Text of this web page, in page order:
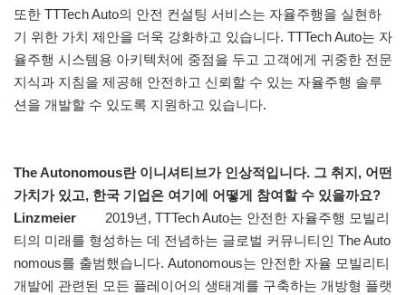
또한 TTTech Auto의 안전 컨설팅 서비스는 자율주행을 실현하
기 위한 가치 제안을 더욱 강화하고 있습니다. TTTech Auto는 자
율주행 시스템용 아키텍처에 중점을 두고 고객에게 귀중한 전문
지식과 지침을 제공해 안전하고 신뢰할 수 있는 자율주행 솔루
션을 개발할 수 있도록 지원하고 있습니다.
The Autonomous란 이니셔티브가 인상적입니다. 그 취지, 어떤
가치가 있고, 한국 기업은 여기에 어떻게 참여할 수 있을까요?
Linzmeier
2019년, TTTech Auto는 안전한 자율주행 모빌리
티의 미래를 형성하는 데 전념하는 글로벌 커뮤니티인 The Auto
nomous를 출범했습니다. Autonomous는 안전한 자율 모빌리티
개발에 관련된 모든 플레이어의 생태계를 구축하는 개방형 플랫